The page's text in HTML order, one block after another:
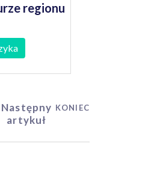
regionu
Następny
artykuł
KONIEC